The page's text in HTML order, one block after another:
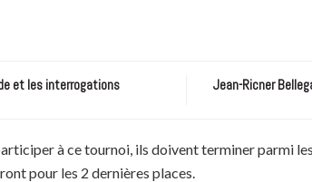
et les interrogations Jean-Ricner
à ce tournoi, ils doivent terminer parmi
pour les 2 dernières places.